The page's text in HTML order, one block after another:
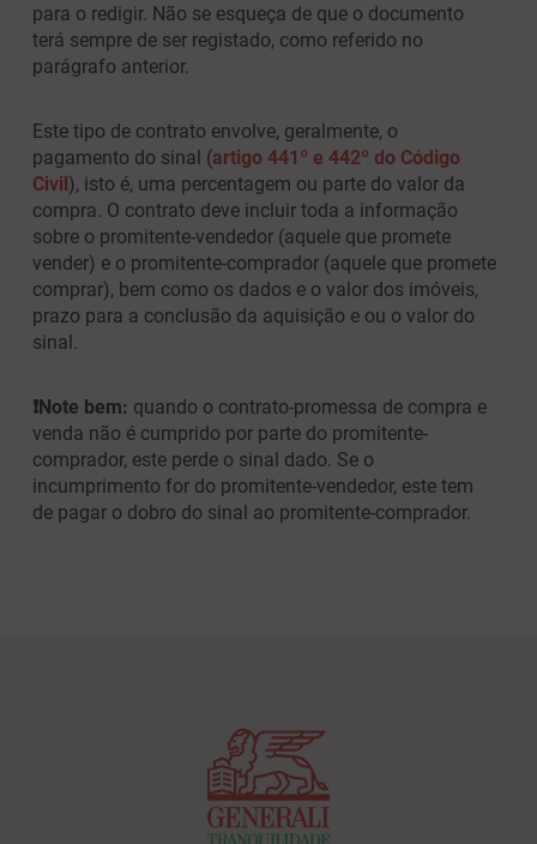
para o redigir. Não se esqueça de que o documento
terá sempre de ser registado, como referido no
parágrafo anterior.
Este tipo de contrato envolve, geralmente, o
pagamento do sinal (artigo 441º e 442º do Código
Civil), isto é, uma percentagem ou parte do valor da
compra. O contrato deve incluir toda a informação
sobre o promitente-vendedor (aquele que promete
vender) e o promitente-comprador (aquele que promete
comprar), bem como os dados e o valor dos imóveis,
prazo para a conclusão da aquisição e ou o valor do
sinal.
❗Note bem: quando o contrato-promessa de compra e
venda não é cumprido por parte do promitente-
comprador, este perde o sinal dado. Se o
incumprimento for do promitente-vendedor, este tem
de pagar o dobro do sinal ao promitente-comprador.